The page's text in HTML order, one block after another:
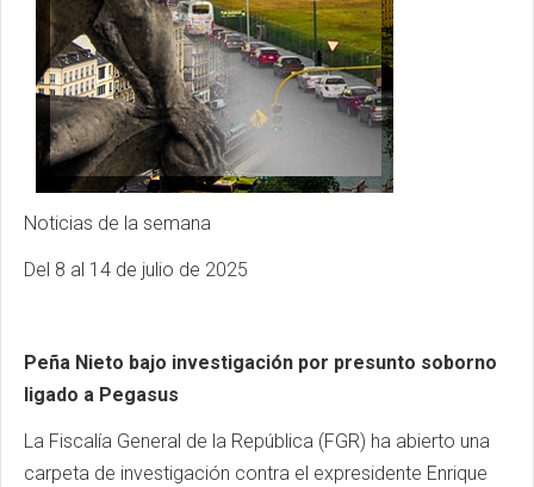
Noticias de la semana
Del 8 al 14 de julio de 2025
Peña Nieto bajo investigación por presunto soborno
ligado a Pegasus
La Fiscalía General de la República (FGR) ha abierto una
carpeta de investigación contra el expresidente Enrique